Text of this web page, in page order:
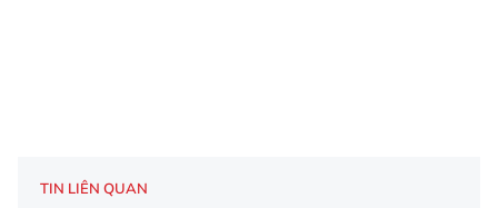
TIN LIÊN QUAN